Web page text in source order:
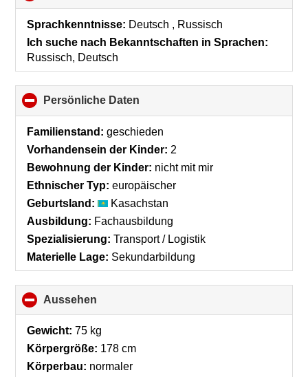
to
Sprachkenntnisse: Deutsch , Russisch
Ich suche nach Bekanntschaften in Sprachen:
Russisch, Deutsch
Persönliche Daten
to
collapse
Familienstand: geschieden
Vorhandensein der Kinder: 2
Bewohnung der Kinder: nicht mit mir
Ethnischer Typ: europäischer
Geburtsland:
Kasachstan
Ausbildung: Fachausbildung
Spezialisierung: Transport / Logistik
Materielle Lage: Sekundarbildung
Aussehen
to
collapse
Gewicht: 75 kg
Körpergröße: 178 cm
Körperbau: normaler